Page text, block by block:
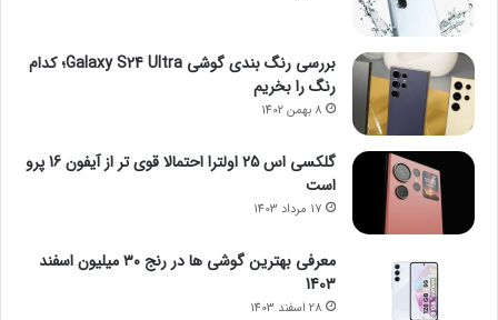
بررسی رنگ بندی گوشی Galaxy S24 Ultra؛ کدام
رنگ را بخریم
8 بهمن 1402
گلکسی اس 25 اولترا احتمالا قوی تر از آیفون 16 پرو
است
17 مرداد 1403
معرفی بهترین گوشی ها در رنج ۳۰ میلیون اسفند
1403
28 اسفند 1403